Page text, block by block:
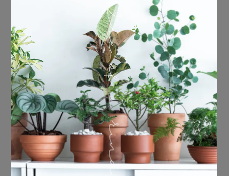
鹿角山蘇
NT$250 NT$300
加入購物車
斑葉圓椒草
NT$180NT$200
加入購物車